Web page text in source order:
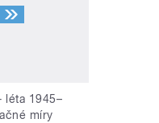
léta 1945–
míry